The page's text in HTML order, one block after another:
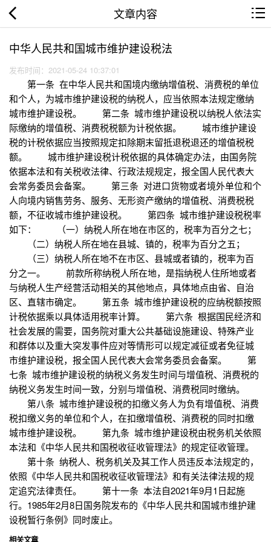
文章内容
中华人民共和国城市维护建设税法
发布时间：2021-05-24 10:37:01
第一条 在中华人民共和国境内缴纳增值税、消费税的单位
和个人，为城市维护建设税的纳税人，应当依照本法规定缴纳
城市维护建设税。 第二条 城市维护建设税以纳税人依法实
际缴纳的增值税、消费税税额为计税依据。 城市维护建设
税的计税依据应当按照规定扣除期末留抵退税退还的增值税税
额。 城市维护建设税计税依据的具体确定办法，由国务院
依据本法和有关税收法律、行政法规规定，报全国人民代表大
会常务委员会备案。 第三条 对进口货物或者境外单位和个
人向境内销售劳务、服务、无形资产缴纳的增值税、消费税税
额，不征收城市维护建设税。 第四条 城市维护建设税税率
如下： （一）纳税人所在地在市区的，税率为百分之七；
（二）纳税人所在地在县城、镇的，税率为百分之五；
（三）纳税人所在地不在市区、县城或者镇的，税率为百
分之一。 前款所称纳税人所在地，是指纳税人住所地或者
与纳税人生产经营活动相关的其他地点，具体地点由省、自治
区、直辖市确定。 第五条 城市维护建设税的应纳税额按照
计税依据乘以具体适用税率计算。 第六条 根据国民经济和
社会发展的需要，国务院对重大公共基础设施建设、特殊产业
和群体以及重大突发事件应对等情形可以规定减征或者免征城
市维护建设税，报全国人民代表大会常务委员会备案。 第
七条 城市维护建设税的纳税义务发生时间与增值税、消费税的
纳税义务发生时间一致，分别与增值税、消费税同时缴纳。
第八条 城市维护建设税的扣缴义务人为负有增值税、消费
税扣缴义务的单位和个人，在扣缴增值税、消费税的同时扣缴
城市维护建设税。 第九条 城市维护建设税由税务机关依照
本法和《中华人民共和国税收征收管理法》的规定征收管理。
第十条 纳税人、税务机关及其工作人员违反本法规定的，
依照《中华人民共和国税收征收管理法》和有关法律法规的规
定追究法律责任。 第十一条 本法自2021年9月1日起施
行。1985年2月8日国务院发布的《中华人民共和国城市维护建
设税暂行条例》同时废止。
相关文章